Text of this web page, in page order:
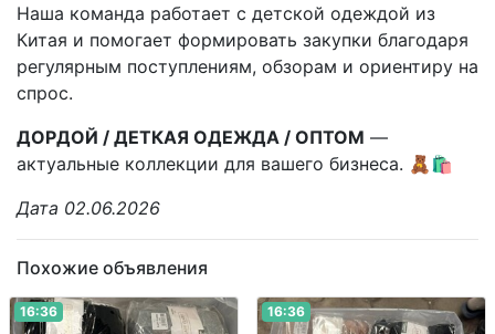
Наша команда работает с детской одеждой из
Китая и помогает формировать закупки благодаря
регулярным поступлениям, обзорам и ориентиру на
спрос.
ДОРДОЙ / ДЕТКАЯ ОДЕЖДА / ОПТОМ —
актуальные коллекции для вашего бизнеса. 🧸🛍️
Дата 02.06.2026
Похожие объявления
16:36 16:36